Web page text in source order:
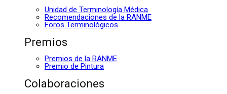
Unidad de Terminología Médica
Recomendaciones de la RANME
Foros Terminológicos
Premios
Premios de la RANME
Premio de Pintura
Colaboraciones